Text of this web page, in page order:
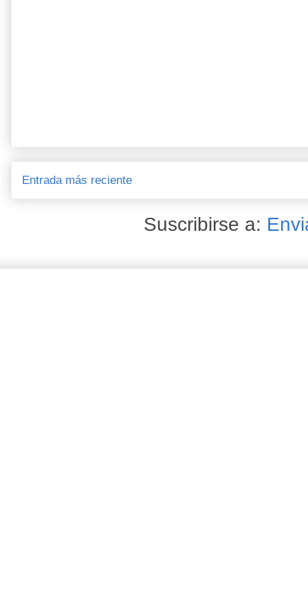
Entrada más reciente
Suscribirse a: